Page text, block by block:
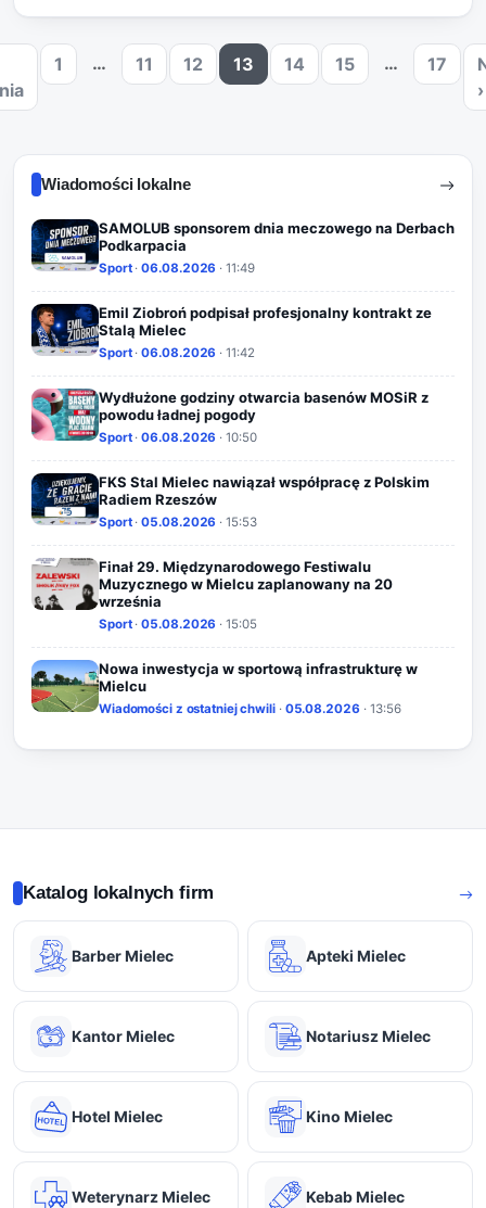
szermierze, a medale zdobyli prz…
1 … 11 12 13 14 15 … 17
›
Wiadomości lokalne
SAMOLUB sponsorem dnia meczowego na Derbach
Podkarpacia
Sport·06.08.2026 · 11:49
Emil Ziobroń podpisał profesjonalny kontrakt ze
Stalą Mielec
Sport·06.08.2026 · 11:42
Wydłużone godziny otwarcia basenów MOSiR z
powodu ładnej pogody
Sport·06.08.2026 · 10:50
FKS Stal Mielec nawiązał współpracę z Polskim
Radiem Rzeszów
Sport·05.08.2026 · 15:53
Finał 29. Międzynarodowego Festiwalu
Muzycznego w Mielcu zaplanowany na 20
września
Sport·05.08.2026 · 15:05
Nowa inwestycja w sportową infrastrukturę w
Mielcu
Wiadomości z ostatniej chwili· 05.08.2026 · 13:56
Katalog lokalnych firm
Barber Mielec Apteki Mielec
Kantor Mielec Notariusz Mielec
Hotel Mielec Kino Mielec
Weterynarz Mielec Kebab Mielec